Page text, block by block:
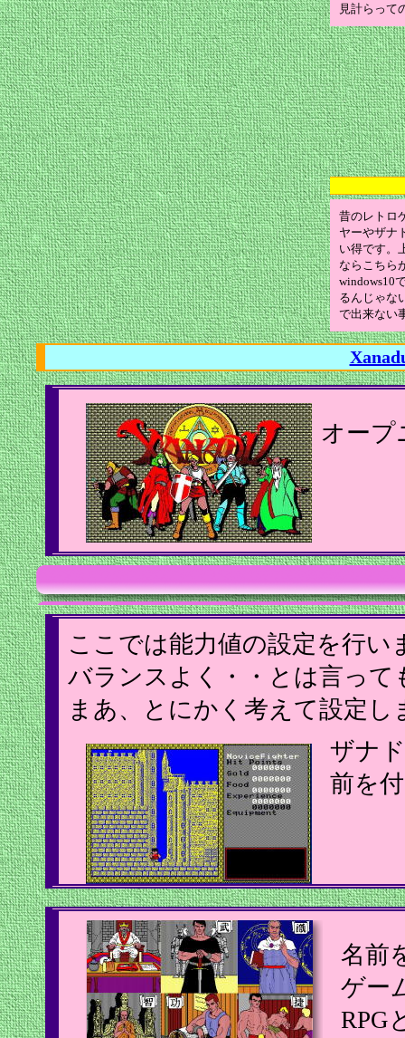
見計らって
昔のレトロ
ヤーやザナ
い得です。
ならこちら
windows10
るんじゃな
で出来ない
オープ
ここでは能力値の設定を行
バランスよく・・とは言っ
まあ、とにかく考えて設定し
ザナ
前を
名前
ゲー
RPG